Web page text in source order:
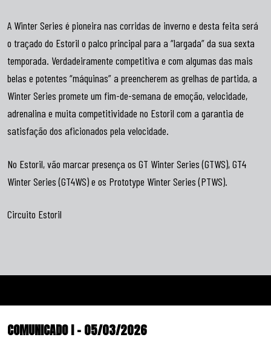
A Winter Series é pioneira nas corridas de inverno e desta feita será
o traçado do Estoril o palco principal para a “largada” da sua sexta
temporada. Verdadeiramente competitiva e com algumas das mais
belas e potentes “máquinas” a preencherem as grelhas de partida, a
Winter Series promete um fim-de-semana de emoção, velocidade,
adrenalina e muita competitividade no Estoril com a garantia de
satisfação dos aficionados pela velocidade.
No Estoril, vão marcar presença os GT Winter Series (GTWS), GT4
Winter Series (GT4WS) e os Prototype Winter Series (PTWS).
Circuito Estoril
COMUNICADO I – 05/03/2026